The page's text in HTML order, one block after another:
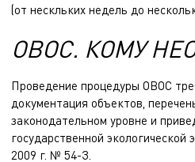
(от нескльких недель до
ОВОС. КОМУ
Проведение процедуры ОВОС
документация объектов,
законодательном уровне и
государственной экологической
2009 г. № 54-З.